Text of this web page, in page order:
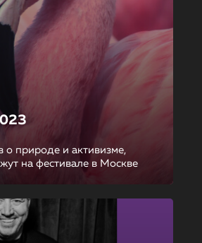
о природе и активизме,
на фестивале в Москве